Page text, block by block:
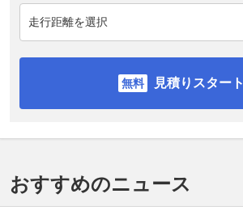
見積りスタート
おすすめのニュース